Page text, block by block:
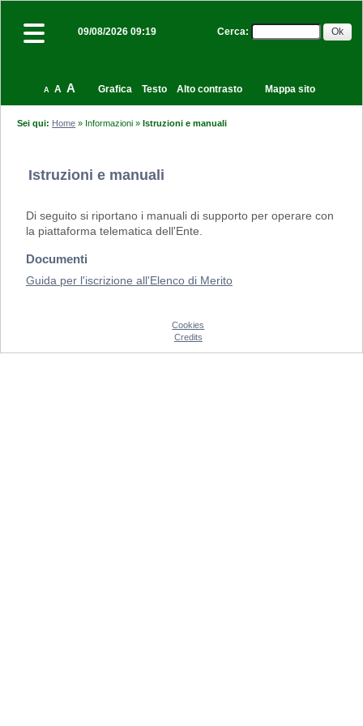
09/08/2026 09:19 Cerca:
A A A Grafica Testo Alto contrasto Mappa sito
Sei qui: Home » Informazioni »Istruzioni e manuali
Istruzioni e manuali
Di seguito si riportano i manuali di supporto per operare con
la piattaforma telematica dell'Ente.
Documenti
Guida per l'iscrizione all'Elenco di Merito
Cookies
Credits